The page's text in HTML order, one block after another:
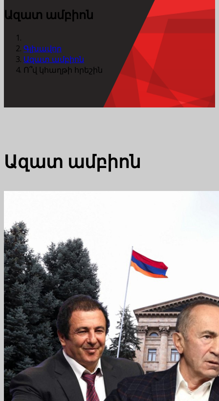
Ազատ ամբիոն
Գլխավոր
Ազատ ամբիոն
Ո՞վ կհաղթի հրեշին
Ազատ ամբիոն